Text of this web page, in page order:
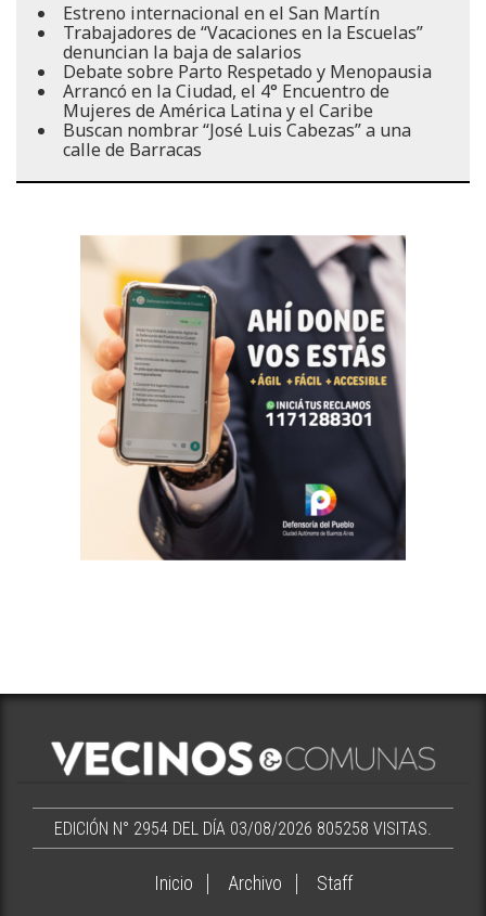
Estreno internacional en el San Martín
Trabajadores de “Vacaciones en la Escuelas”
denuncian la baja de salarios
Debate sobre Parto Respetado y Menopausia
Arrancó en la Ciudad, el 4° Encuentro de
Mujeres de América Latina y el Caribe
Buscan nombrar “José Luis Cabezas” a una
calle de Barracas
EDICIÓN N° 2954 DEL DÍA 03/08/2026 805258 VISITAS.
Inicio Archivo Staff